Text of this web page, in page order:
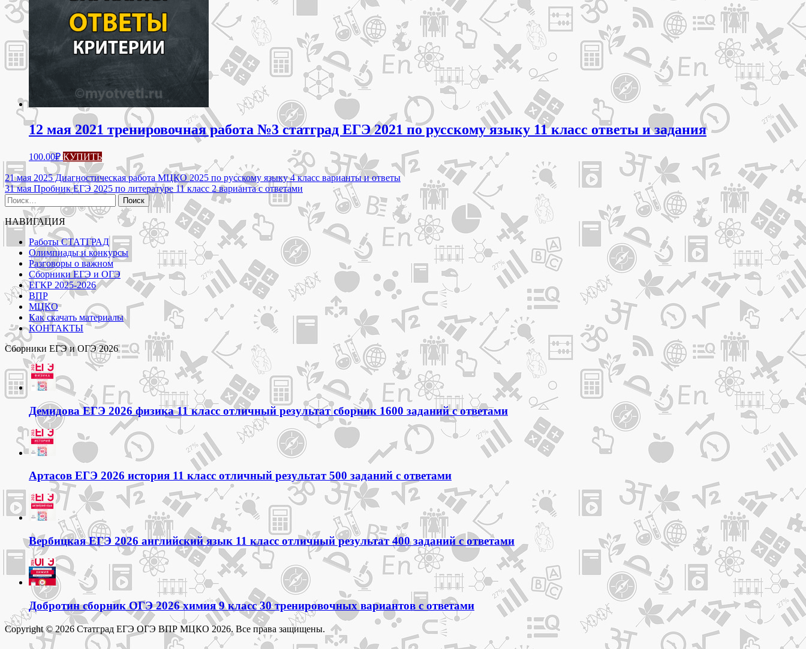
12 мая 2021 тренировочная работа №3 статград ЕГЭ 2021 по русскому языку 11 класс ответы и задания
100.00₽ КУПИТЬ
Навигация
по
записям
21 мая 2025 Диагностическая работа МЦКО 2025 по русскому языку 4 класс варианты и ответы
31 мая Пробник ЕГЭ 2025 по литературе 11 класс 2 варианта с ответами
Найти:
НАВИГАЦИЯ
Работы СТАТГРАД
Олимпиады и конкурсы
Разговоры о важном
Сборники ЕГЭ и ОГЭ
ЕГКР 2025-2026
ВПР
МЦКО
Как скачать материалы
КОНТАКТЫ
Сборники ЕГЭ и ОГЭ 2026
Демидова ЕГЭ 2026 физика 11 класс отличный результат сборник 1600 заданий с ответами
Артасов ЕГЭ 2026 история 11 класс отличный результат 500 заданий с ответами
Вербицкая ЕГЭ 2026 английский язык 11 класс отличный результат 400 заданий с ответами
Добротин сборник ОГЭ 2026 химия 9 класс 30 тренировочных вариантов с ответами
Copyright © 2026 Статград ЕГЭ ОГЭ ВПР МЦКО 2026. Все права защищены.